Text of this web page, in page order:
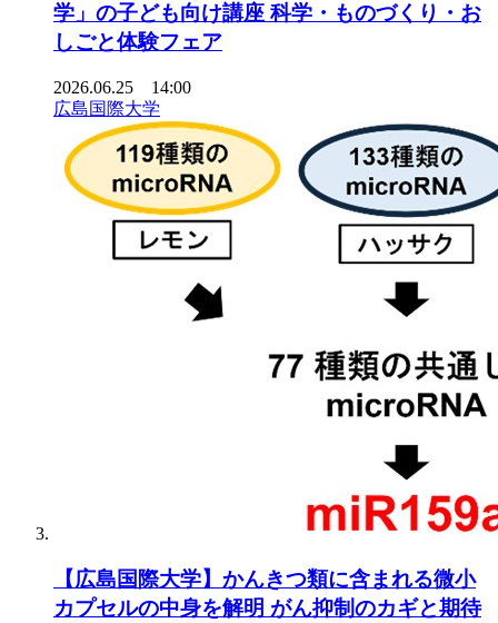
学」の子ども向け講座 科学・ものづくり・お
しごと体験フェア
2026.06.25 14:00
広島国際大学
【広島国際大学】かんきつ類に含まれる微小
カプセルの中身を解明 がん抑制のカギと期待